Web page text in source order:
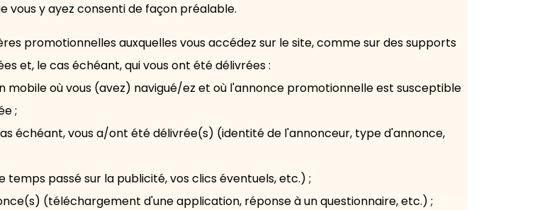
vous y ayez consenti de façon préalable.
promotionnelles auxquelles vous accédez sur le site, comme sur des supports
et, le cas échéant, qui vous ont été délivrées :
mobile où vous (avez) navigué/ez et où l'annonce promotionnelle est susceptible
;
échéant, vous a/ont été délivrée(s) (identité de l'annonceur, type d'annonce,
passé sur la publicité, vos clics éventuels, etc.) ;
(téléchargement d'une application, réponse à un questionnaire, etc.) ;